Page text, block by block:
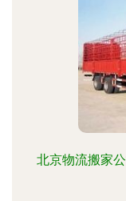
北京物流搬家